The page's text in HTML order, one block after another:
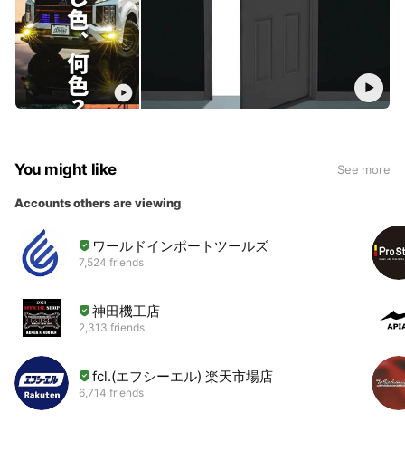
You might like See more
Accounts others are viewing
ワールドインポートツールズ
7,524 friends
神田機工店
2,313 friends
fcl.(エフシーエル) 楽天市場店
6,714 friends